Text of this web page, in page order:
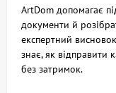
ArtDom допомагає
документи й
експертний
знає, як відправити
без затримок.